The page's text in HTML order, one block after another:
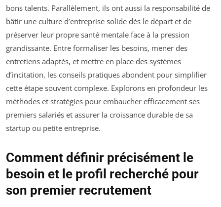
bons talents. Parallèlement, ils ont aussi la responsabilité de
bâtir une culture d’entreprise solide dès le départ et de
préserver leur propre santé mentale face à la pression
grandissante. Entre formaliser les besoins, mener des
entretiens adaptés, et mettre en place des systèmes
d’incitation, les conseils pratiques abondent pour simplifier
cette étape souvent complexe. Explorons en profondeur les
méthodes et stratégies pour embaucher efficacement ses
premiers salariés et assurer la croissance durable de sa
startup ou petite entreprise.
Comment définir précisément le
besoin et le profil recherché pour
son premier recrutement